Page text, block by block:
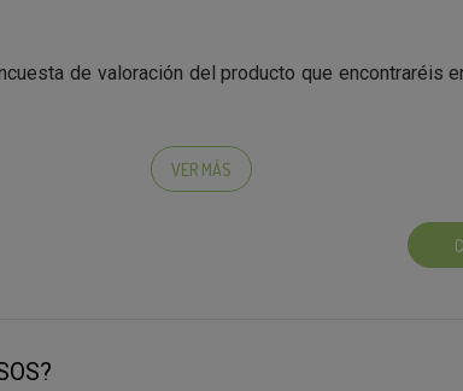
de valoración del producto que encontraréis
VER MÁS